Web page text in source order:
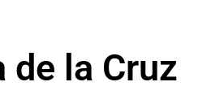
de la Cruz